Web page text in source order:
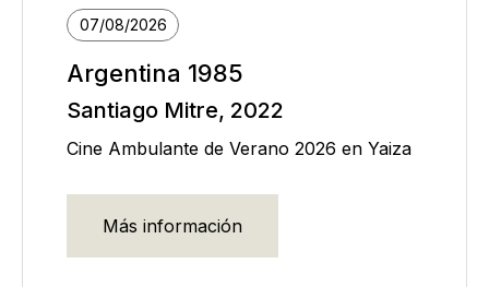
07/08/2026
Argentina 1985
Santiago Mitre, 2022
Cine Ambulante de Verano 2026 en Yaiza
Más información